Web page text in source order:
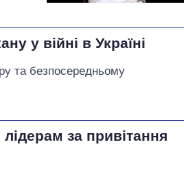
у війні в Україні
та безпосередньому
за привітання